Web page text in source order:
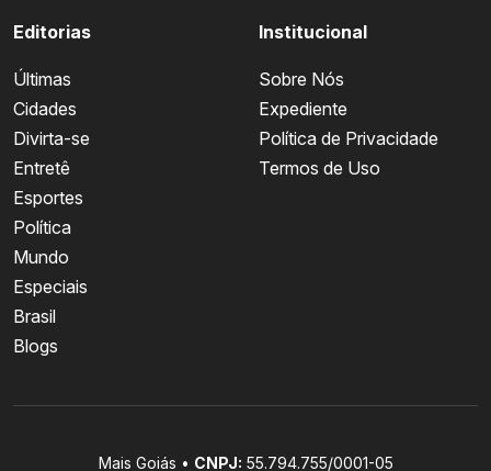
Editorias
Últimas
Cidades
Divirta-se
Entretê
Esportes
Política
Mundo
Especiais
Brasil
Blogs
Institucional
Sobre Nós
Expediente
Política de Privacidade
Termos de Uso
Mais Goiás • CNPJ: 55.794.755/0001-05